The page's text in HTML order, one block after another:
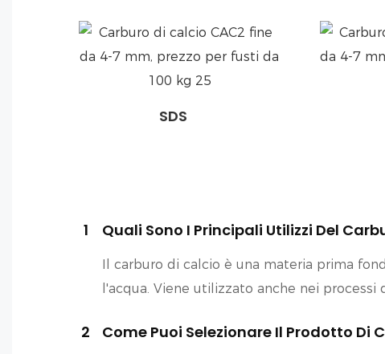
SDS
1 Quali Sono I Principali Utilizzi Del
Il carburo di calcio è una materia prima
l'acqua. Viene utilizzato anche nei
2 Come Puoi Selezionare Il Prodotto Di